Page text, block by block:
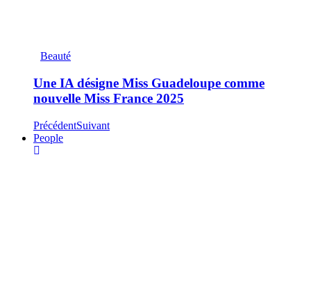
Beauté
Une IA désigne Miss Guadeloupe comme
nouvelle Miss France 2025
PrécédentSuivant
People